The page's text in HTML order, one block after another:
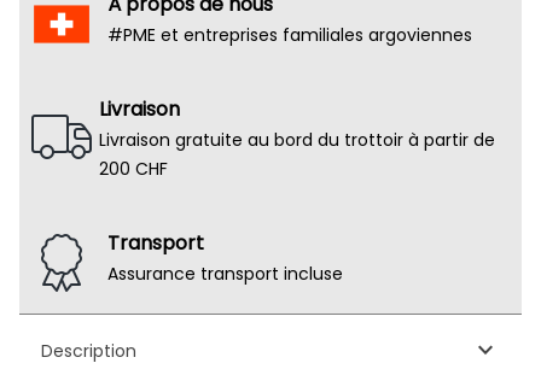
#PME et entreprises familiales argoviennes
Livraison
Livraison gratuite au bord du trottoir à partir de
200 CHF
Transport
Assurance transport incluse
Description keyboard_arrow_down